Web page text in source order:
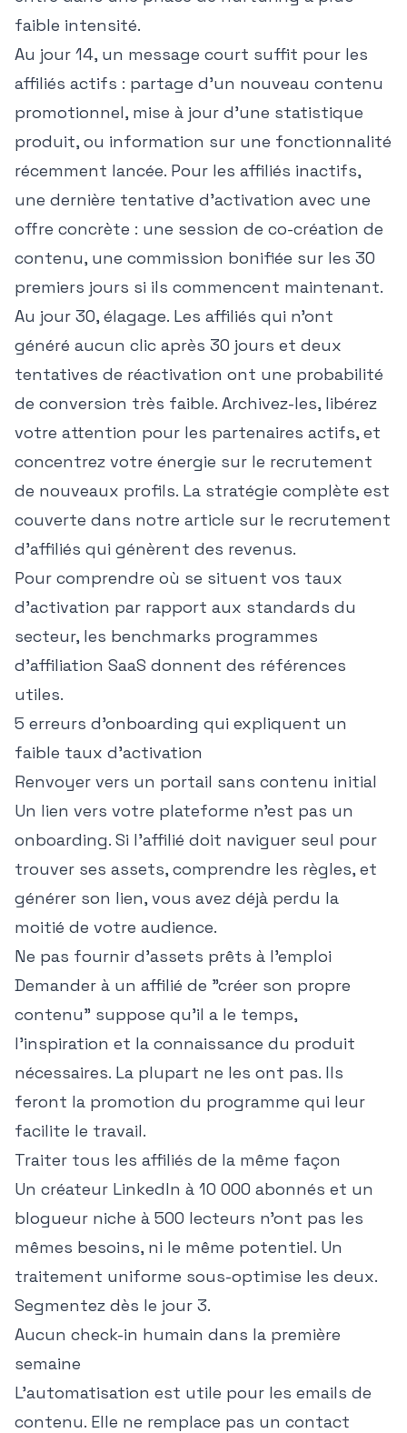
faible intensité.
Au jour 14, un message court suffit pour les
affiliés actifs : partage d'un nouveau contenu
promotionnel, mise à jour d'une statistique
produit, ou information sur une fonctionnalité
récemment lancée. Pour les affiliés inactifs,
une dernière tentative d'activation avec une
offre concrète : une session de co-création de
contenu, une commission bonifiée sur les 30
premiers jours si ils commencent maintenant.
Au jour 30, élagage. Les affiliés qui n'ont
généré aucun clic après 30 jours et deux
tentatives de réactivation ont une probabilité
de conversion très faible. Archivez-les, libérez
votre attention pour les partenaires actifs, et
concentrez votre énergie sur le recrutement
de nouveaux profils. La stratégie complète est
couverte dans notre article sur le recrutement
d'affiliés qui génèrent des revenus.
Pour comprendre où se situent vos taux
d'activation par rapport aux standards du
secteur, les benchmarks programmes
d'affiliation SaaS donnent des références
utiles.
5 erreurs d'onboarding qui expliquent un
faible taux d'activation
Renvoyer vers un portail sans contenu initial
Un lien vers votre plateforme n'est pas un
onboarding. Si l'affilié doit naviguer seul pour
trouver ses assets, comprendre les règles, et
générer son lien, vous avez déjà perdu la
moitié de votre audience.
Ne pas fournir d'assets prêts à l'emploi
Demander à un affilié de "créer son propre
contenu" suppose qu'il a le temps,
l'inspiration et la connaissance du produit
nécessaires. La plupart ne les ont pas. Ils
feront la promotion du programme qui leur
facilite le travail.
Traiter tous les affiliés de la même façon
Un créateur LinkedIn à 10 000 abonnés et un
blogueur niche à 500 lecteurs n'ont pas les
mêmes besoins, ni le même potentiel. Un
traitement uniforme sous-optimise les deux.
Segmentez dès le jour 3.
Aucun check-in humain dans la première
semaine
L'automatisation est utile pour les emails de
contenu. Elle ne remplace pas un contact